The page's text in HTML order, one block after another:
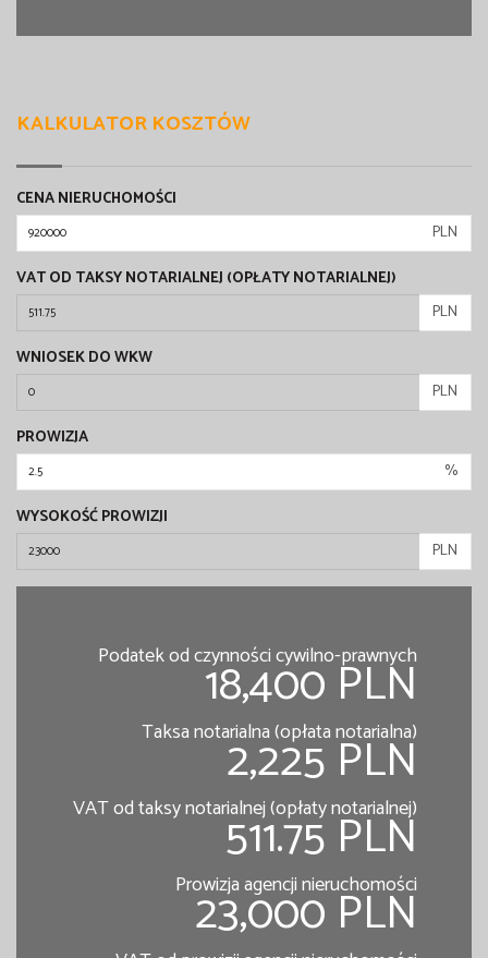
KALKULATOR KOSZTÓW
CENA NIERUCHOMOŚCI
PLN
VAT OD TAKSY NOTARIALNEJ (OPŁATY NOTARIALNEJ)
PLN
WNIOSEK DO WKW
PLN
PROWIZJA
%
WYSOKOŚĆ PROWIZJI
PLN
Podatek od czynności cywilno-prawnych
18,400 PLN
Taksa notarialna (opłata notarialna)
2,225 PLN
VAT od taksy notarialnej (opłaty notarialnej)
511.75 PLN
Prowizja agencji nieruchomości
23,000 PLN